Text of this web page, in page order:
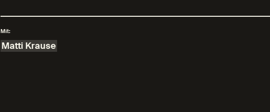
Mit:
Matti Krause